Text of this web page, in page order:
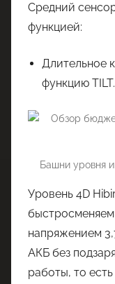
Средний
функцией:
Длительное
функцию TILT.
Башни уровня
Уровень 4D
напряжением
АКБ без
работы, то